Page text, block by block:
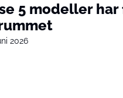
5 modeller
2026